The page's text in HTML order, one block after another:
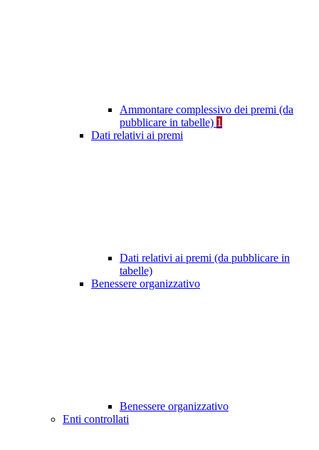
Ammontare complessivo dei premi (da
pubblicare in tabelle) 1
Dati relativi ai premi
Dati relativi ai premi (da pubblicare in
tabelle)
Benessere organizzativo
Benessere organizzativo
Enti controllati